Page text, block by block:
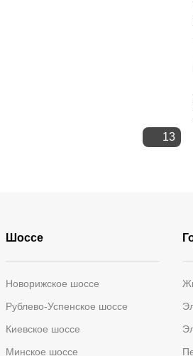
13
Шоссе
Новорижское шоссе
Рублево-Успенское шоссе
Киевское шоссе
Минское шоссе